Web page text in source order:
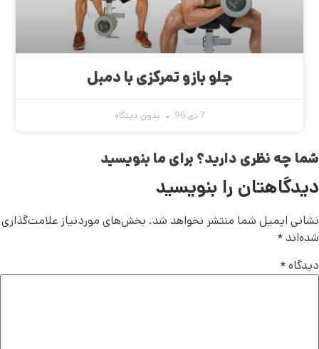
جلو بازو تمرکزی با دمبل
7 دی 96 بدون دیدگاه
شما چه نظری دارید؟ برای ما بنویسید
دیدگاهتان را بنویسید
نشانی ایمیل شما منتشر نخواهد شد. بخش‌های موردنیاز علامت‌گذاری
شده‌اند*
دیدگاه*